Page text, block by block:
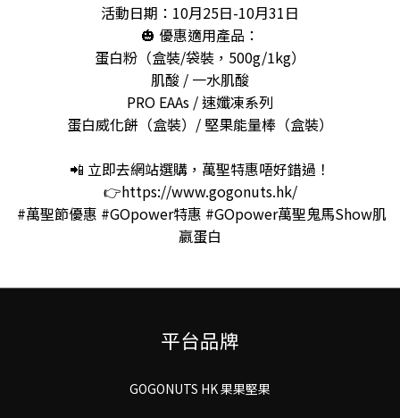
活動日期：10月25日-10月31日
🎃 優惠適用產品：
蛋白粉（盒裝/袋裝，500g/1kg）
肌酸 / 一水肌酸
PRO EAAs / 速孅凍系列
蛋白威化餅（盒裝）/ 堅果能量棒（盒裝）
📲 立即去網站選購，萬聖特惠唔好錯過！
👉https://www.gogonuts.hk/
#萬聖節優惠 #GOpower特惠 #GOpower萬聖鬼馬Show肌
嬴蛋白
平台品牌
GOGONUTS HK 果果堅果